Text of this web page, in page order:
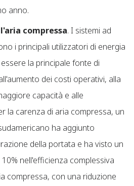
anno.
compressa. I sistemi ad
i principali utilizzatori di energia
la principale fonte di
dei costi operativi, alla
capacità e alle
la carenza di aria compressa, un
ha aggiunto
della portata e ha visto un
nell'efficienza complessiva
compressa, con una riduzione